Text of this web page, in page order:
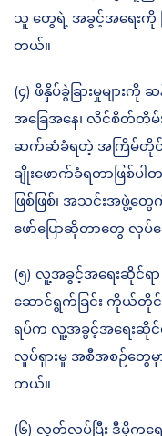
သူ တွေရဲ့ အခွင့်အရေးကို မ
တယ်။
(၄) ဖိနှိပ်ခွဲခြားမှုများကို
အခြေအနေ၊ လိင်စိတ်တိမ်
ဆက်ဆံခံရတဲ့ အကြိမ်တိုင်
ချိုးဖောက်ခံရ‌တာဖြစ်ပ
ဖြစ်ဖြစ်၊ အသင်းအဖွဲ့‌တွေ
ဖော်ပြောဆိုတာတွေ လုပ်
(၅) လူ့အခွင့်အရေးဆိုင်ရာ
ဆောင်ရွက်ခြင်း ကိုယ်တို
ရပ်က လူ့အခွင့်အရေးဆိုင်
လှုပ်ရှားမှု အစီအစဉ်တွေမှာ
တယ်။
(၆) ‌လွတ်လပ်ပြီး ဒီမိုက